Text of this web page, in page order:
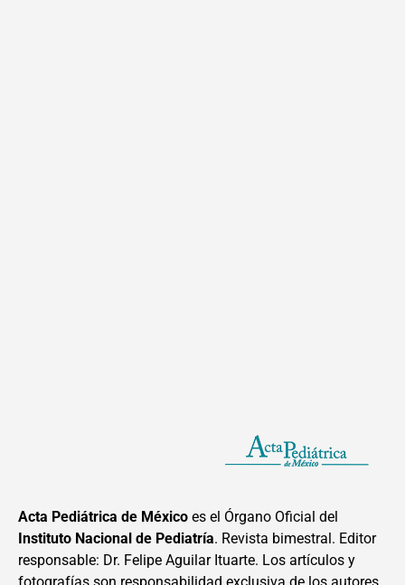
Acta Pediátrica de México es el Órgano Oficial del
Instituto Nacional de Pediatría. Revista bimestral. Editor
responsable: Dr. Felipe Aguilar Ituarte. Los artículos y
fotografías son responsabilidad exclusiva de los autores.